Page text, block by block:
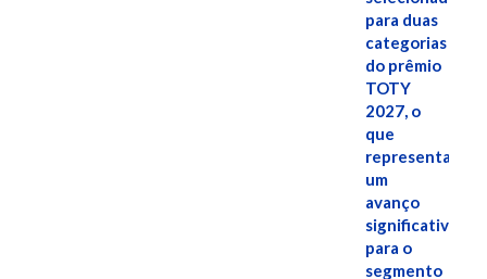
para duas
categorias
do prêmio
TOTY
2027, o
que
representa
um
avanço
significativo
para o
segmento